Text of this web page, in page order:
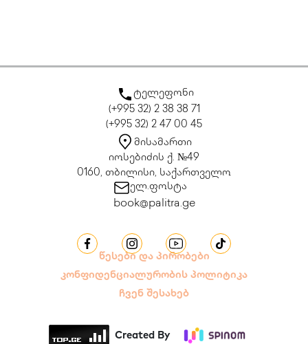
ტელეფონი
(+995 32) 2 38 38 71
(+995 32) 2 47 00 45
მისამართი
იოსებიძის ქ. №49
0160, თბილისი, საქართველო
ელ.ფოსტა
book@palitra.ge
წესები და პირობები
კონფიდენციალურობის პოლიტიკა
ჩვენ შესახებ
Created By